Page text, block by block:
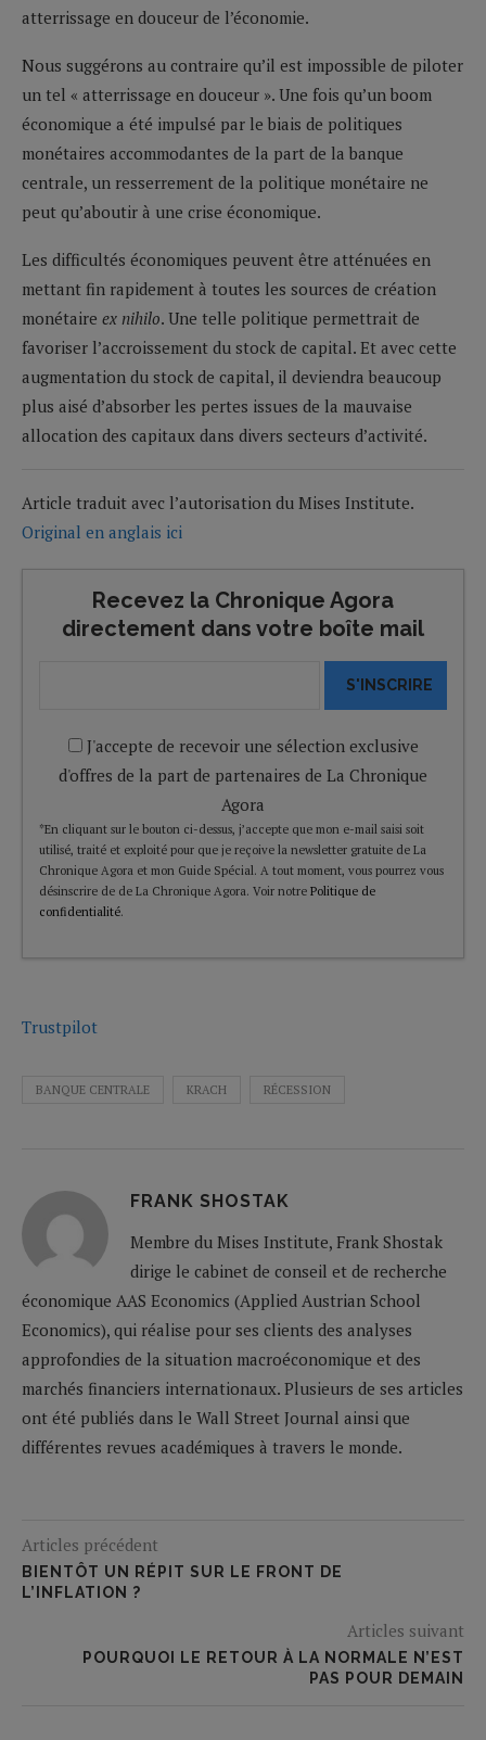
atterrissage en douceur de l’économie.
Nous suggérons au contraire qu’il est impossible de piloter
un tel « atterrissage en douceur ». Une fois qu’un boom
économique a été impulsé par le biais de politiques
monétaires accommodantes de la part de la banque
centrale, un resserrement de la politique monétaire ne
peut qu’aboutir à une crise économique.
Les difficultés économiques peuvent être atténuées en
mettant fin rapidement à toutes les sources de création
monétaire ex nihilo. Une telle politique permettrait de
favoriser l’accroissement du stock de capital. Et avec cette
augmentation du stock de capital, il deviendra beaucoup
plus aisé d’absorber les pertes issues de la mauvaise
allocation des capitaux dans divers secteurs d’activité.
Article traduit avec l’autorisation du Mises Institute.
Original en anglais ici
Recevez la Chronique Agora
directement dans votre boîte mail
S'INSCRIRE
J'accepte de recevoir une sélection exclusive
d'offres de la part de partenaires de La Chronique
Agora
*En cliquant sur le bouton ci-dessus, j’accepte que mon e-mail saisi soit
utilisé, traité et exploité pour que je reçoive la newsletter gratuite de La
Chronique Agora et mon Guide Spécial. A tout moment, vous pourrez vous
désinscrire de de La Chronique Agora. Voir notre Politique de
confidentialité.
Trustpilot
BANQUE CENTRALE KRACH RÉCESSION
FRANK SHOSTAK
Membre du Mises Institute, Frank Shostak
dirige le cabinet de conseil et de recherche
économique AAS Economics (Applied Austrian School
Economics), qui réalise pour ses clients des analyses
approfondies de la situation macroéconomique et des
marchés financiers internationaux. Plusieurs de ses articles
ont été publiés dans le Wall Street Journal ainsi que
différentes revues académiques à travers le monde.
Articles précédent
BIENTÔT UN RÉPIT SUR LE FRONT DE
L’INFLATION ?
Articles suivant
POURQUOI LE RETOUR À LA NORMALE N’EST
PAS POUR DEMAIN